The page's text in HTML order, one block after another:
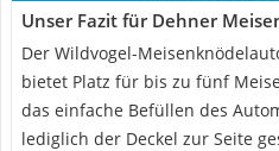
Unser Fazit für Dehner
Der Wildvogel-
bietet Platz für bis zu fünf
das einfache Befüllen des
lediglich der Deckel zur Seite